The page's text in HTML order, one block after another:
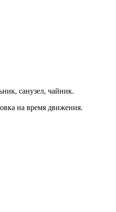
санузел, чайник.
на время движения.